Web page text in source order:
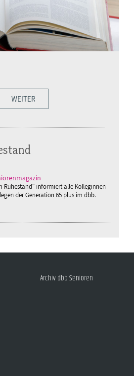
WEITER
Ruhestand" informiert alle Kolleginnen
der Generation 65 plus im dbb.
Archiv dbb Senioren